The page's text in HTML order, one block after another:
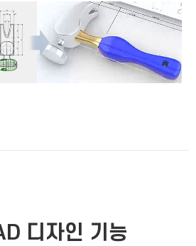
디자인 기능